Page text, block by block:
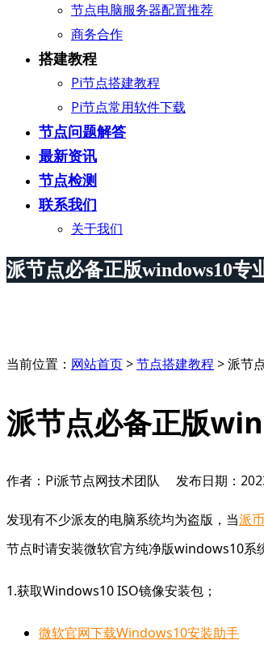
节点电脑服务器配置推荐
商务合作
搭建教程
Pi节点搭建教程
Pi节点常用软件下载
节点问题解答
最新资讯
节点检测
联系我们
关于我们
派节点必备正版windows10专
当前位置： 网站首页 >节点搭建教程 >派节
派节点必备正版
作者：Pi派节点网技术团队 发布日期：
发现有不少派友的电脑系统均为盗版，当派
节点时请安装微软官方纯净版windows10系
1.获取Windows10 ISO镜像安装包；
微软官网下载Windows10安装助手